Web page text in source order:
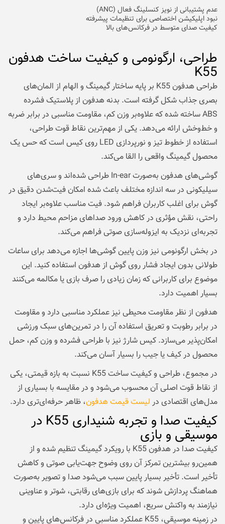
عدم پشتیبانی از نویز کنسلینگ فعال (ANC)
نبود اپلیکیشن اختصاصی برای تنظیمات پیشرفته
کیفیت صدای متوسط در فرکانس‌های بالا
طراحی، ارگونومی و کیفیت ساخت هدفون
K55
طراحی هدفون K55 بر پایه ساختار گیمینگ و الهام از المان‌های
بصری جذاب شکل گرفته است. بدنه هدفون از پلاستیک فشرده
ABS ساخته شده که علاوه‌بر وزن کم، مقاومت مناسبی در برابر ضربه
و خط‌وخش ارائه می‌دهد. یکی از مهم‌ترین نقاط قوت طراحی،
استفاده از خطوط تیز و نورپردازی LED روی کیس است که حس یک
محصول گیمینگ واقعی را القا می‌کند.
گوشی‌های هدفون به‌صورت In-ear طراحی شده‌اند و سری‌های
سیلیکونی در سه اندازه مختلف باعث شده امکان فیت‌شدن دقیق در
گوش برای اغلب کاربران فراهم شود. فیت مناسب علاوه‌بر ایجاد
راحتی، نقش مؤثری در کاهش ورود صداهای مزاحم محیط دارد و
تجربه‌ای نزدیک به ایزوله‌سازی صوتی فراهم می‌کند.
در بخش ارگونومی نیز وزن پایین گوشی‌ها اجازه می‌دهد برای ساعات
طولانی بدون ایجاد فشار روی گوش از هدفون استفاده کنید. این
موضوع برای کاربرانی که زمان زیادی را صرف بازی یا مکالمه می‌کنند
بسیار اهمیت دارد.
هدفون از نظر مقاومت محیطی نیز عملکرد مناسبی دارد و مقاومت
در برابر رطوبت و تعریق استفاده آن را در تمرین‌های سبک ورزشی
امکان‌پذیر می‌سازد. کیس شارژ نیز با طراحی فشرده و وزن کم، حمل
محصول در کیف یا جیب را بسیار آسان می‌کند.
در مجموع، طراحی و کیفیت ساخت K55 نسبت به بازه قیمتی، یکی
از نقاط قوت اصلی آن محسوب می‌شود و در مقایسه با بسیاری از
مدل‌های اقتصادی در لیست قیمت هدفون، ظاهر حرفه‌ای‌تری دارد.
کیفیت صدا و تجربه شنیداری K55 در
موسیقی و بازی
کیفیت صدا در هدفون K55 با رویکرد گیمینگ تنظیم شده و از
همین‌رو بیشترین تمرکز آن روی وضوح جهت‌یابی صوتی و کاهش
تأخیر است. تأخیر بسیار پایین سبب می‌شود صدا و تصویر به‌صورت
هماهنگ پردازش شوند که برای بازی‌های رقابتی، شوتر و عناوینی
نیازمند به واکنش سریع، اهمیت ویژه‌ای دارد.
در زمینه موسیقی، K55 عملکرد مناسبی در فرکانس‌های پایین و